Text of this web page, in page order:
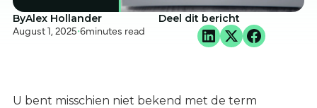
ByAlex Hollander
August 1, 2025•6minutes read
Deel dit bericht
U bent misschien niet bekend met de term